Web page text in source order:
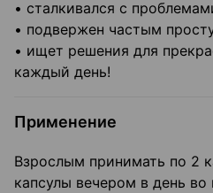
• сталкивался с
• подвержен частым
• ищет решения для
каждый день!
Применение
Взрослым принимать по 2
капсулы вечером в день